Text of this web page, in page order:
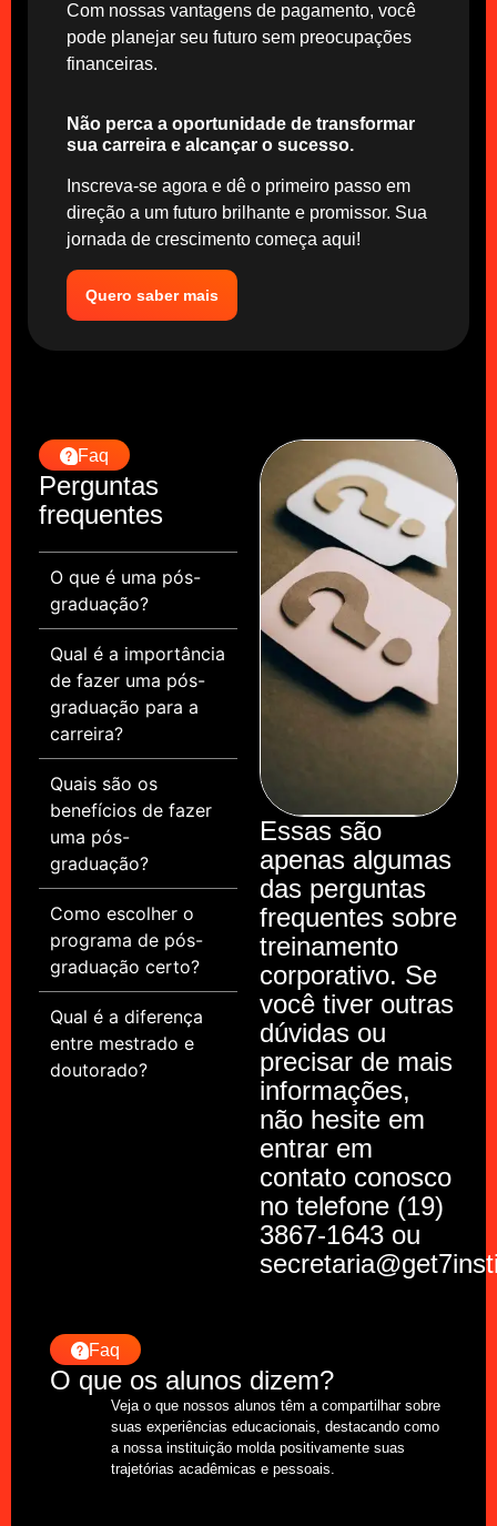
Com nossas vantagens de pagamento, você
pode planejar seu futuro sem preocupações
financeiras.
Não perca a oportunidade de transformar
sua carreira e alcançar o sucesso.
Inscreva-se agora e dê o primeiro passo em
direção a um futuro brilhante e promissor. Sua
jornada de crescimento começa aqui!
Quero saber mais
Faq
Perguntas
frequentes
O que é uma pós-
graduação?
Qual é a importância
de fazer uma pós-
graduação para a
carreira?
Quais são os
benefícios de fazer
uma pós-
graduação?
Como escolher o
programa de pós-
graduação certo?
Qual é a diferença
entre mestrado e
doutorado?
Essas são
apenas algumas
das perguntas
frequentes sobre
treinamento
corporativo. Se
você tiver outras
dúvidas ou
precisar de mais
informações,
não hesite em
entrar em
contato conosco
no telefone (19)
3867-1643 ou
Faq
O que os alunos dizem?
Veja o que nossos alunos têm a compartilhar sobre
suas experiências educacionais, destacando como
a nossa instituição molda positivamente suas
trajetórias acadêmicas e pessoais.